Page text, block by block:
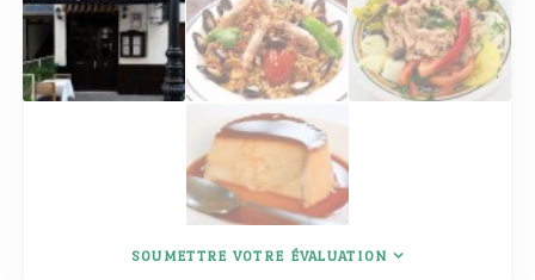
SOUMETTRE VOTRE ÉVALUATION